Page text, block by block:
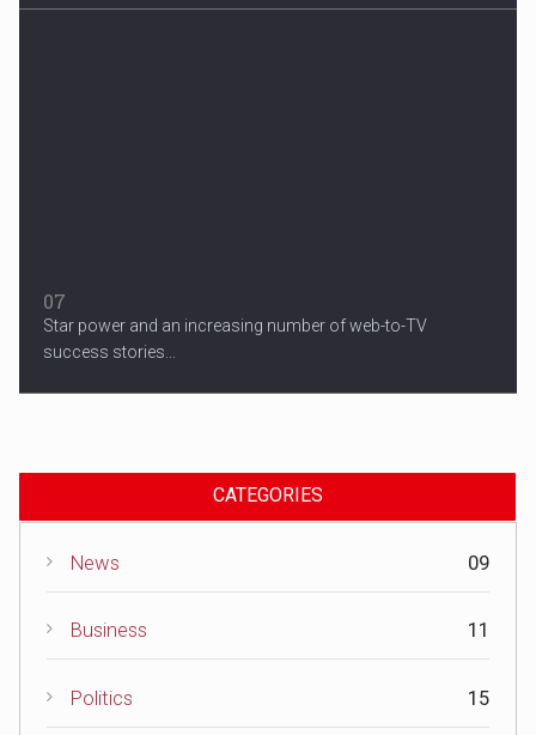
07
Star power and an increasing number of web-to-TV
success stories...
CATEGORIES
News 09
Business 11
Politics 15